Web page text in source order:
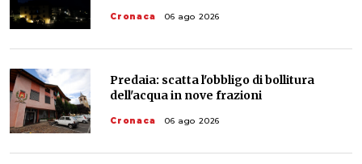
Cronaca 06 ago 2026
Predaia: scatta l'obbligo di bollitura
dell'acqua in nove frazioni
Cronaca 06 ago 2026